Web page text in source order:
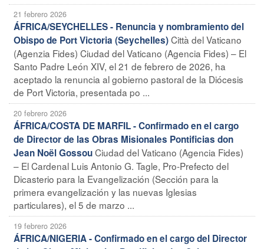
21 febrero 2026
ÁFRICA/SEYCHELLES - Renuncia y nombramiento del
Obispo de Port Victoria (Seychelles)Città del Vaticano
(Agenzia Fides) Ciudad del Vaticano (Agencia Fides) – El
Santo Padre León XIV, el 21 de febrero de 2026, ha
aceptado la renuncia al gobierno pastoral de la Diócesis
de Port Victoria, presentada po ...
20 febrero 2026
ÁFRICA/COSTA DE MARFIL - Confirmado en el cargo
de Director de las Obras Misionales Pontificias don
Jean Noël GossouCiudad del Vaticano (Agencia Fides)
– El Cardenal Luis Antonio G. Tagle, Pro-Prefecto del
Dicasterio para la Evangelización (Sección para la
primera evangelización y las nuevas Iglesias
particulares), el 5 de marzo ...
19 febrero 2026
ÁFRICA/NIGERIA - Confirmado en el cargo del Director